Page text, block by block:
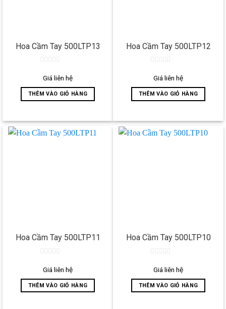
Hoa Cầm Tay 500LTP13
out
5
Giá liên hệ
THÊM VÀO GIỎ HÀNG
Hoa Cầm Tay 500LTP12
out
5
Giá liên hệ
THÊM VÀO GIỎ HÀNG
Hoa Cầm Tay 500LTP11
out
5
Giá liên hệ
THÊM VÀO GIỎ HÀNG
Hoa Cầm Tay 500LTP10
out
5
Giá liên hệ
THÊM VÀO GIỎ HÀNG